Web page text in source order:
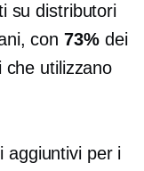
su distributori
con73%dei
che utilizzano
aggiuntivi per i